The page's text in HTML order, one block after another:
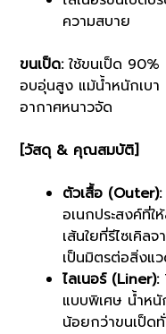
ความสบาย
ขนเป็ด:ใช้ขนเป็ด 90%
อบอุ่นสูง แม้น้ำหนักเบา
อากาศหนาวจัด
[วัสดุ & คุณสมบัติ]
ตัวเสื้อ (Outer):
อเนกประสงค์ที่
เส้นใยที่รีไซเคิล
เป็นมิตรต่อสิ่งแ
ไลเนอร์ (Liner):
แบบพิเศษ น้ำหนั
น้อยกว่าขนเป็ดทั่